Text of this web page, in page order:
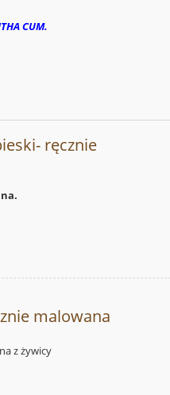
CUM.
ręcznie
malowana
z żywicy